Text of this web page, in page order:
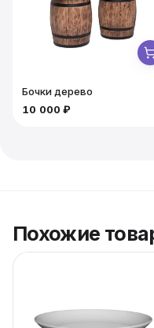
презентации блюд на
Бочки дерево
10 000 ₽
Похожие